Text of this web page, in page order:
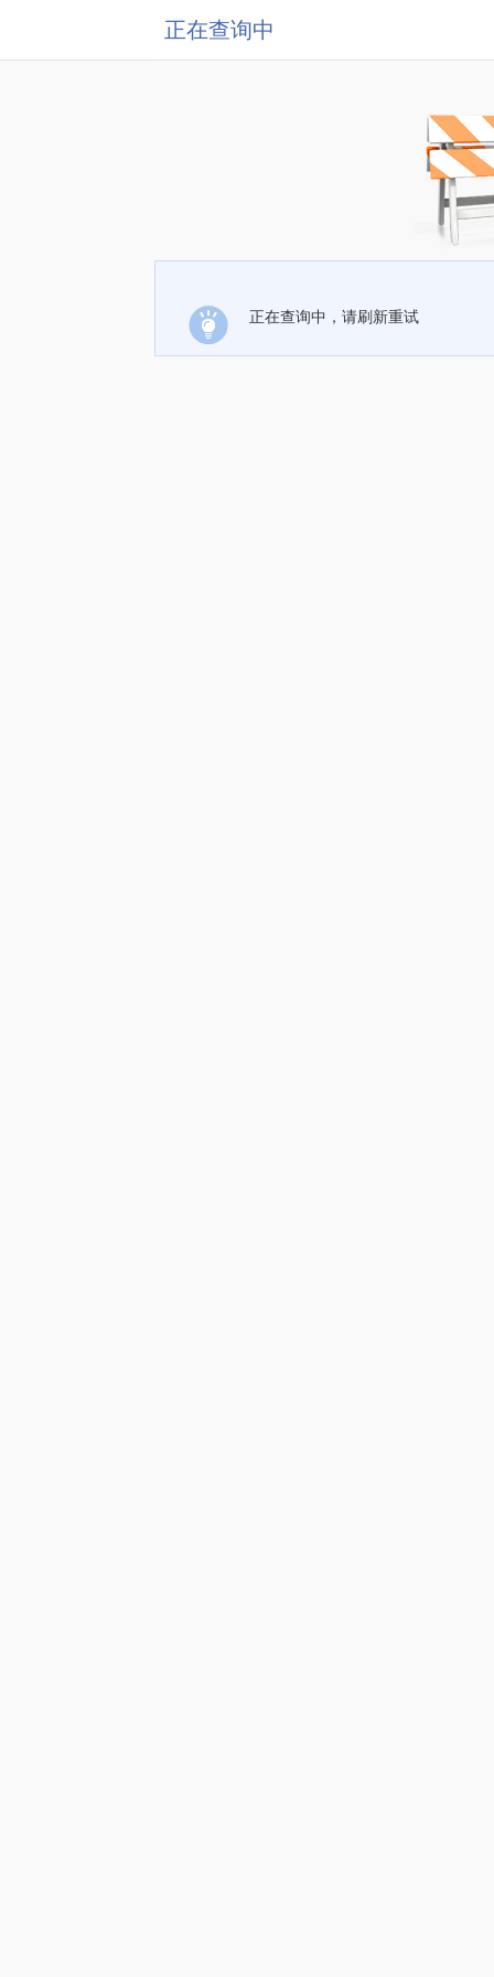
正在查询中
正在查询中，请刷新重试